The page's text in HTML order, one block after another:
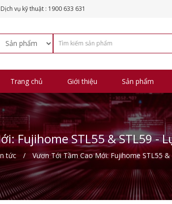
Dịch vụ kỹ thuật : 1900 633 631
Trang chủ Giới thiệu Sản phẩm
Fujihome STL55 & STL59 -
tức Vươn Tới Tầm Cao Mới: Fujihome STL55